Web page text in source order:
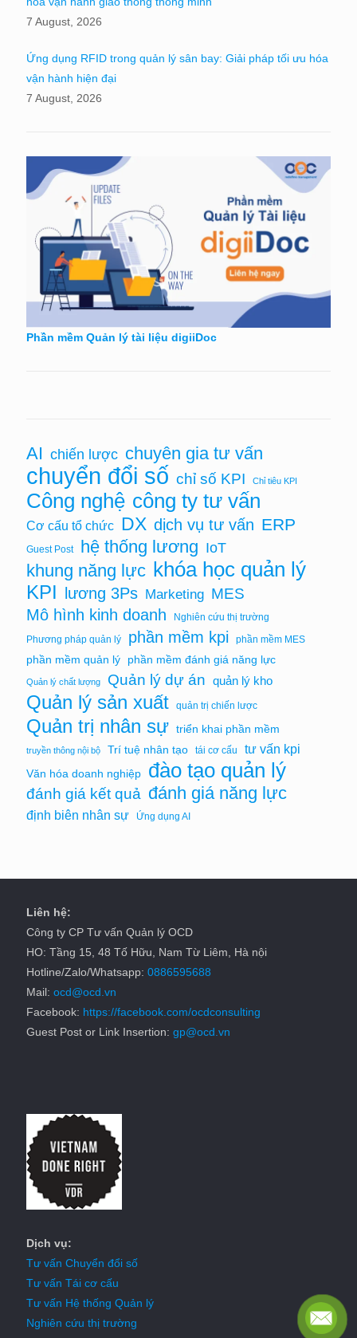
7 August, 2026
Ứng dụng RFID trong quản lý sân bay: Giải pháp tối ưu hóa
vận hành hiện đại
7 August, 2026
Phần mềm Quản lý tài liệu digiiDoc
AI chiến lược chuyên gia tư vấn
chuyển đổi số chỉ số KPI Chỉ tiêu KPI
Công nghệ công ty tư vấn
Cơ cấu tổ chức DX dịch vụ tư vấn ERP
Guest Post hệ thống lương IoT
khung năng lực khóa học quản lý
KPI lương 3Ps Marketing MES
Mô hình kinh doanh
Nghiên cứu thị trường
Phương pháp quản lý
phần mềm kpi phần mềm MES
phần mềm quản lý phần mềm đánh giá năng lực
Quản lý chất lượng Quản lý dự án quản lý kho
Quản lý sản xuất quản trị chiến lược
Quản trị nhân sự triển khai phần mềm
truyền thông nội bộ Trí tuệ nhân tạo tái cơ cấu tư vấn kpi
Văn hóa doanh nghiệp đào tạo quản lý
đánh giá kết quả đánh giá năng lực
định biên nhân sự Ứng dụng AI
Liên hệ:
Công ty CP Tư vấn Quản lý OCD
HO: Tầng 15, 48 Tố Hữu, Nam Từ Liêm, Hà nội
Hotline/Zalo/Whatsapp: 0886595688
Mail: ocd@ocd.vn
Facebook: https://facebook.com/ocdconsulting
Guest Post or Link Insertion: gp@ocd.vn
Dịch vụ:
Tư vấn Chuyển đổi số
Tư vấn Tái cơ cấu
Tư vấn Hệ thống Quản lý
Nghiên cứu thị trường